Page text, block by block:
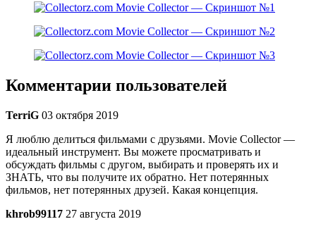
Комментарии пользователей
TerriG 03 октября 2019
Я люблю делиться фильмами с друзьями. Movie Collector —
идеальный инструмент. Вы можете просматривать и
обсуждать фильмы с другом, выбирать и проверять их и
ЗНАТЬ, что вы получите их обратно. Нет потерянных
фильмов, нет потерянных друзей. Какая концепция.
khrob99117 27 августа 2019